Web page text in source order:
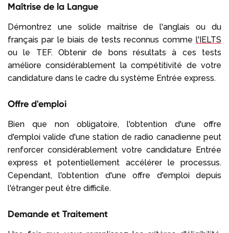
Maîtrise de la Langue
Démontrez une solide maîtrise de l'anglais ou du
français par le biais de tests reconnus comme l'IELTS
ou le TEF. Obtenir de bons résultats à ces tests
améliore considérablement la compétitivité de votre
candidature dans le cadre du système Entrée express.
Offre d'emploi
Bien que non obligatoire, l'obtention d'une offre
d'emploi valide d'une station de radio canadienne peut
renforcer considérablement votre candidature Entrée
express et potentiellement accélérer le processus.
Cependant, l'obtention d'une offre d'emploi depuis
l'étranger peut être difficile.
Demande et Traitement